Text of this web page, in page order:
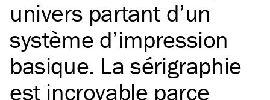
univers partant d’un
système d’impression
basique. La sérigraphie
est incroyable parce